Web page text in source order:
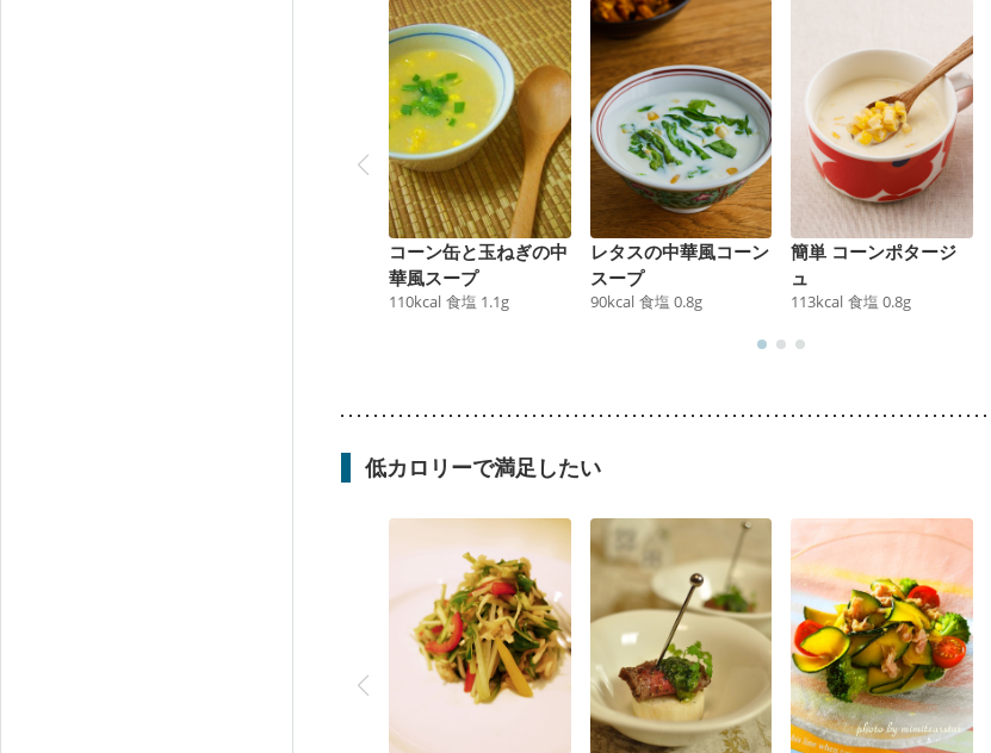
コーン缶と玉ねぎの中
華風スープ
110kcal 食塩 1.1g
レタスの中華風コーン
スープ
90kcal 食塩 0.8g
簡単 コーンポタージ
ュ
113kcal 食塩 0.8g
低カロリーで満足したい